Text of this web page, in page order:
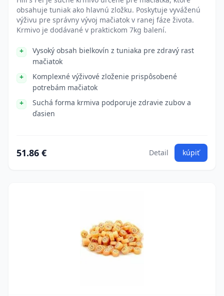
obsahuje tuniak ako hlavnú zložku. Poskytuje vyváženú
výživu pre správny vývoj mačiatok v ranej fáze života.
Krmivo je dodávané v praktickom 7kg balení.
Vysoký obsah bielkovín z tuniaka pre zdravý rast
mačiatok
Komplexné výživové zloženie prispôsobené
potrebám mačiatok
Suchá forma krmiva podporuje zdravie zubov a
ďasien
51.86 € Detail kúpiť